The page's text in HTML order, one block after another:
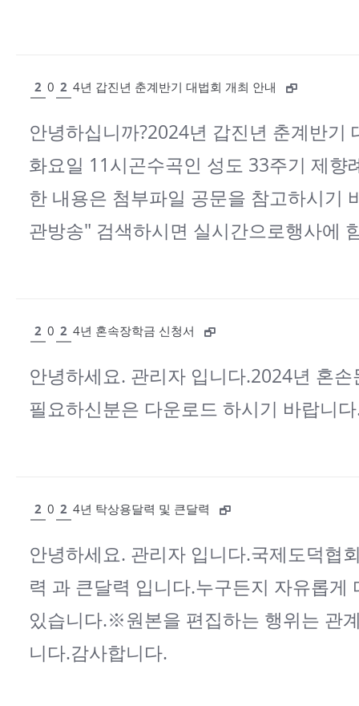
2 0 2 4년 갑진년 춘계반기 대법회 개최 안내
안녕하십니까?2024년 갑진년 춘계반기
화요일 11시곤수곡인 성도 33주기 제향
한 내용은 첨부파일 공문을 참고하시기
관방송" 검색하시면 실시간으로행사에
2 0 2 4년 혼속장학금 신청서
안녕하세요. 관리자 입니다.2024년 혼
필요하신분은 다운로드 하시기 바랍니
2 0 2 4년 탁상용달력 및 큰달력
안녕하세요. 관리자 입니다.국제도덕협
력 과 큰달력 입니다.누구든지 자유롭게
있습니다.※원본을 편집하는 행위는 관
니다.감사합니다.